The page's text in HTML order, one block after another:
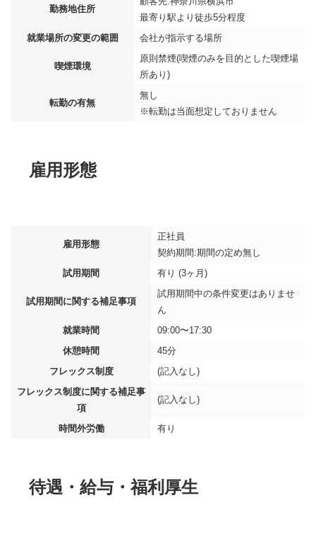
勤務地住所
最寄り駅より徒歩5分程度
就業場所の変更の範囲
会社が指示する場所
喫煙環境
原則禁煙(喫煙のみを目的とした喫煙場
所あり)
転勤の有無
無し
※転勤は当面想定しておりません
雇用形態
雇用形態
正社員
契約期間:期間の定め無し
試用期間
有り (3ヶ月)
試用期間に関する補足事項
試用期間中の条件変更はありませ
ん
就業時間
09:00〜17:30
休憩時間
45分
フレックス制度
(記入なし)
フレックス制度に関する補足事
項
(記入なし)
時間外労働 有り
待遇・給与・福利厚生